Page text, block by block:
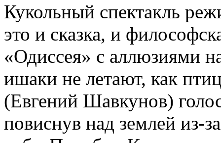
Кукольный спектакль
это и сказка, и
«Одиссея» с аллюзиями
ишаки не летают, как
(Евгений Шавкунов)
повиснув над землей из-